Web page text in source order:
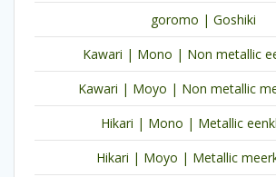
goromo | Goshiki
Kawari | Mono | Non metallic
Kawari | Moyo | Non metallic
Hikari | Mono | Metallic
Hikari | Moyo | Metallic